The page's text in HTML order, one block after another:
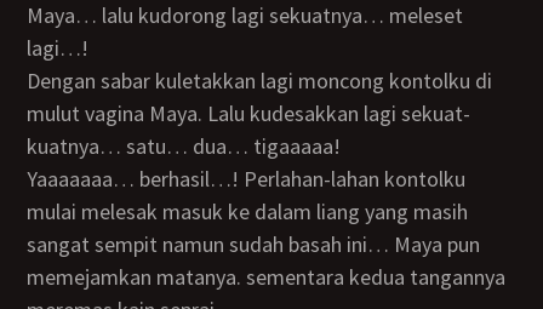
Maya… lalu kudorong lagi sekuatnya… meleset
lagi…!
Dengan sabar kuletakkan lagi moncong kontolku di
mulut vagina Maya. Lalu kudesakkan lagi sekuat-
kuatnya… satu… dua… tigaaaaa!
Yaaaaaaa… berhasil…! Perlahan-lahan kontolku
mulai melesak masuk ke dalam liang yang masih
sangat sempit namun sudah basah ini… Maya pun
memejamkan matanya. sementara kedua tangannya